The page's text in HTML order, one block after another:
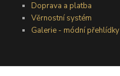
Doprava a platba
Věrnostní systém
Galerie - módní přehlídky